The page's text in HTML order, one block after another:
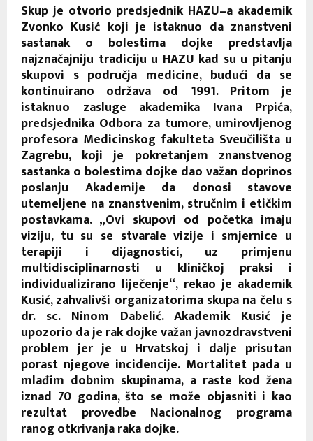
Skup je otvorio predsjednik HAZU–a akademik
Zvonko Kusić koji je istaknuo da znanstveni
sastanak o bolestima dojke predstavlja
najznačajniju tradiciju u HAZU kad su u pitanju
skupovi s područja medicine, budući da se
kontinuirano održava od 1991. Pritom je
istaknuo zasluge akademika Ivana Prpića,
predsjednika Odbora za tumore, umirovljenog
profesora Medicinskog fakulteta Sveučilišta u
Zagrebu, koji je pokretanjem znanstvenog
sastanka o bolestima dojke dao važan doprinos
poslanju Akademije da donosi stavove
utemeljene na znanstvenim, stručnim i etičkim
postavkama. „Ovi skupovi od početka imaju
viziju, tu su se stvarale vizije i smjernice u
terapiji i dijagnostici, uz primjenu
multidisciplinarnosti u kliničkoj praksi i
individualizirano liječenje“, rekao je akademik
Kusić, zahvalivši organizatorima skupa na čelu s
dr. sc. Ninom Dabelić. Akademik Kusić je
upozorio da je rak dojke važan javnozdravstveni
problem jer je u Hrvatskoj i dalje prisutan
porast njegove incidencije. Mortalitet pada u
mlađim dobnim skupinama, a raste kod žena
iznad 70 godina, što se može objasniti i kao
rezultat provedbe Nacionalnog programa
ranog otkrivanja raka dojke.